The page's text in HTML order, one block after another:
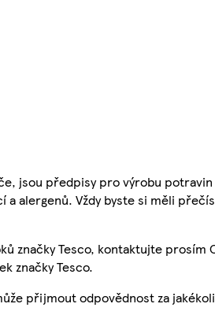
jsou předpisy pro výrobu
alergenů. Vždy byste si měli
značky Tesco, kontaktujte prosím
značky Tesco.
přijmout odpovědnost za